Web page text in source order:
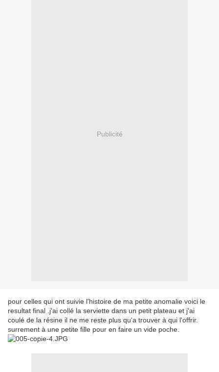
Publicité
pour celles qui ont suivie l'histoire de ma petite anomalie voici le
resultat final .j'ai collé la serviette dans un petit plateau et j'ai
coulé de la résine il ne me reste plus qu'a trouver à qui l'offrir.
surrement à une petite fille pour en faire un vide poche.